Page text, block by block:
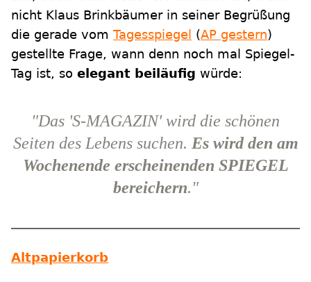
nicht Klaus Brinkbäumer in seiner Begrüßung
die gerade vom Tagesspiegel (AP gestern)
gestellte Frage, wann denn noch mal Spiegel-
Tag ist, so elegant beiläufig würde:
"Das 'S-MAGAZIN' wird die schönen
Seiten des Lebens suchen. Es wird den am
Wochenende erscheinenden SPIEGEL
bereichern."
Altpapierkorb